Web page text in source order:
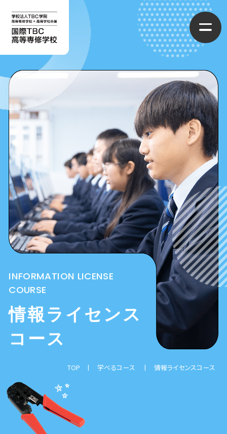
国際TBC高等専修学校について
学校概要
スクールライフ
制服コレクション
施設・設備
カウンセリング
フォトギャラリー
学べるコース
情報ライセンスコース
CG・まんがコース
ファッションクリエイターコース
ペット総合コース
進路・就職先
入学案内
募集要項
学費
制度・特典・奨学金の一覧
アクセス
INFORMATION LICENSE
COURSE
情報ライセンス
コース
TOP 学べるコース 情報ライセンスコース